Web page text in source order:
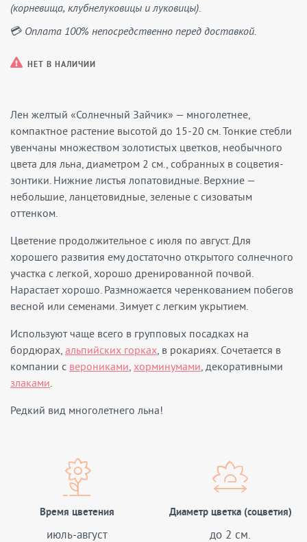
(корневища, клубнелуковицы и луковицы).
💳 Оплата 100% непосредственно перед доставкой.
НЕТ В НАЛИЧИИ
Лен желтый «Солнечный Зайчик» — многолетнее,
компактное растение высотой до 15-20 см. Тонкие стебли
увенчаны множеством золотистых цветков, необычного
цвета для льна, диаметром 2 см., собранных в соцветия-
зонтики. Нижние листья лопатовидные. Верхние —
небольшие, ланцетовидные, зеленые с сизоватым
оттенком.
Цветение продолжительное с июля по август. Для
хорошего развития ему достаточно открытого солнечного
участка с легкой, хорошо дренированной почвой.
Нарастает хорошо. Размножается черенкованием побегов
весной или семенами. Зимует с легким укрытием.
Используют чаще всего в групповых посадках на
бордюрах, альпийских горках, в рокариях. Сочетается в
компании с верониками, хорминумами, декоративными
злаками.
Редкий вид многолетнего льна!
Время цветения
июль-август
Диаметр цветка (соцветия)
до 2 см.